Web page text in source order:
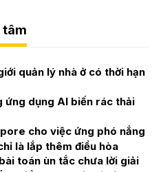
tâm
quản lý nhà ở có thời hạn
ứng dụng AI biến rác thải
cho việc ứng phó nắng
là lắp thêm điều hòa
toán ùn tắc chưa lời giải